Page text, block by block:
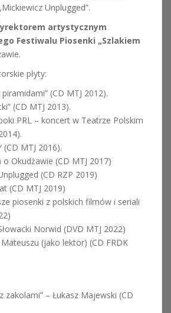
Unplugged”.
artystycznym
Festiwalu Piosenki „Szlakiem
płyty:
(CD MTJ 2012).
(CD MTJ 2013).
PRL – koncert w Teatrze Polskim
(CD MTJ 2016).
o Okudżawie (CD MTJ 2017)
(CD RZP 2019)
(CD MTJ 2019)
piosenki z polskich filmów i seriali
Norwid (DVD MTJ 2022)
(jako lektor) (CD FRDK
zakolami” – Łukasz Majewski (CD